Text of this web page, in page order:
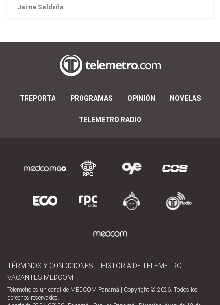
Jaime Saldaña
TREPORTA PROGRAMAS OPINIÓN NOVELAS
TELEMETRO RADIO
TÉRMINOS Y CONDICIONES
HISTORIA DE TELEMETRO
VACANTES MEDCOM
Telemetro es un canal de MEDCOM Panamá | Copyright © 2026. Todos los
derechos reservados.